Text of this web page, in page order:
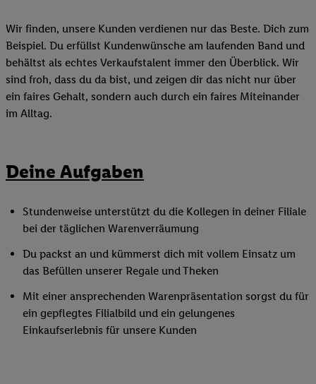
Wir finden, unsere Kunden verdienen nur das Beste. Dich zum
Beispiel. Du erfüllst Kundenwünsche am laufenden Band und
behältst als echtes Verkaufstalent immer den Überblick. Wir
sind froh, dass du da bist, und zeigen dir das nicht nur über
ein faires Gehalt, sondern auch durch ein faires Miteinander
im Alltag.
Deine Aufgaben
Stundenweise unterstützt du die Kollegen in deiner Filiale
bei der täglichen Warenverräumung
Du packst an und kümmerst dich mit vollem Einsatz um
das Befüllen unserer Regale und Theken
Mit einer ansprechenden Warenpräsentation sorgst du für
ein gepflegtes Filialbild und ein gelungenes
Einkaufserlebnis für unsere Kunden